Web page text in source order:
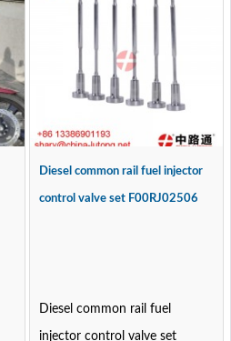
Diesel common rail fuel injector
control valve set F00RJ02506
Diesel common rail fuel
injector control valve set